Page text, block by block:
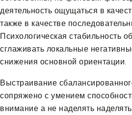
деятельность ощущаться в
также в качестве
Психологическая стабильность
сглаживать локальные
снижения основной ориентации.
Выстраивание
сопряжено с умением
внимание а не наделять